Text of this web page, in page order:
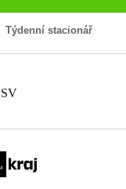
Týdenní stacionář